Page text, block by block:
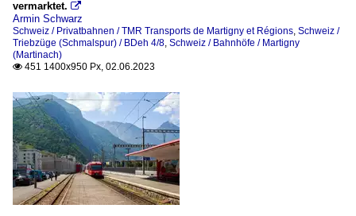
vermarktet. 
Armin Schwarz
Schweiz / Privatbahnen / TMR Transports de Martigny et Régions Schweiz /
Triebzüge (Schmalspur) / BDeh 4/8 Schweiz / Bahnhöfe / Martigny
(Martinach)
 451 1400x950 Px, 02.06.2023